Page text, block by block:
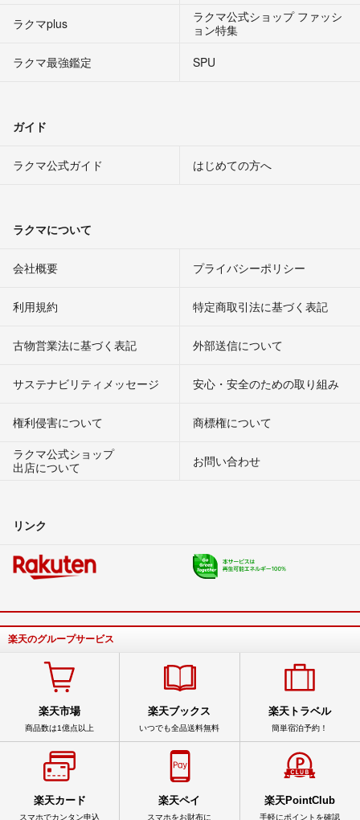
ラクマplus
ラクマ公式ショップ ファッシ
ョン特集
ラクマ最強鑑定
SPU
ガイド
ラクマ公式ガイド はじめての方へ
ラクマについて
会社概要 プライバシーポリシー
利用規約 特定商取引法に基づく表記
古物営業法に基づく表記 外部送信について
サステナビリティメッセージ 安心・安全のための取り組み
権利侵害について
商標権について
ラクマ公式ショップ
出店について
お問い合わせ
リンク
楽天のグループサービス
楽天市場
商品数は1億点以上
楽天ブックス
いつでも全品送料無料
楽天トラベル
簡単宿泊予約！
楽天カード
スマホでカンタン申込
楽天ペイ
スマホをお財布に
楽天PointClub
手軽にポイントを確認